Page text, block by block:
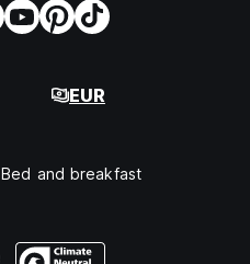
EUR
Bed and breakfast